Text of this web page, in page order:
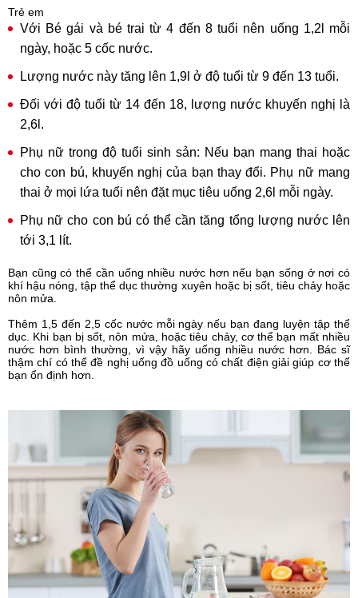
Trẻ em
Với Bé gái và bé trai từ 4 đến 8 tuổi nên uống 1,2l mỗi
ngày, hoặc 5 cốc nước.
Lượng nước này tăng lên 1,9l ở độ tuổi từ 9 đến 13 tuổi.
Đối với độ tuổi từ 14 đến 18, lượng nước khuyến nghị là
2,6l.
Phụ nữ trong độ tuổi sinh sản: Nếu bạn mang thai hoặc
cho con bú, khuyến nghị của bạn thay đổi. Phụ nữ mang
thai ở mọi lứa tuổi nên đặt mục tiêu uống 2,6l mỗi ngày.
Phụ nữ cho con bú có thể cần tăng tổng lượng nước lên
tới 3,1 lít.
Bạn cũng có thể cần uống nhiều nước hơn nếu bạn sống ở nơi có
khí hậu nóng, tập thể dục thường xuyên hoặc bị sốt, tiêu chảy hoặc
nôn mửa.
Thêm 1,5 đến 2,5 cốc nước mỗi ngày nếu bạn đang luyện tập thể
dục. Khi bạn bị sốt, nôn mửa, hoặc tiêu chảy, cơ thể bạn mất nhiều
nước hơn bình thường, vì vậy hãy uống nhiều nước hơn. Bác sĩ
thậm chí có thể đề nghị uống đồ uống có chất điện giải giúp cơ thể
bạn ổn định hơn.